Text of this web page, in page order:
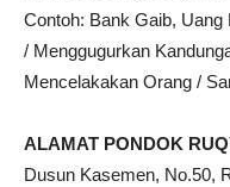
Contoh: Bank Gaib,
/ Menggugurkan
Mencelakakan Orang /
ALAMAT PONDOK
Dusun Kasemen, No.50,